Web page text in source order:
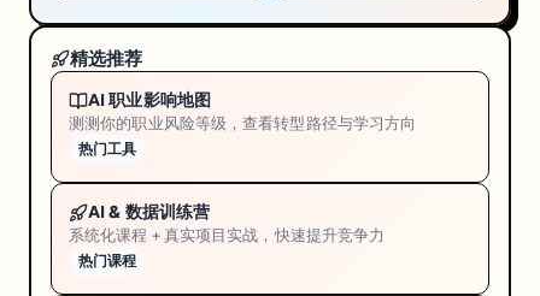
精选推荐
AI 职业影响地图
测测你的职业风险等级，查看转型路径与学习方向
热门工具
AI & 数据训练营
系统化课程 + 真实项目实战，快速提升竞争力
热门课程